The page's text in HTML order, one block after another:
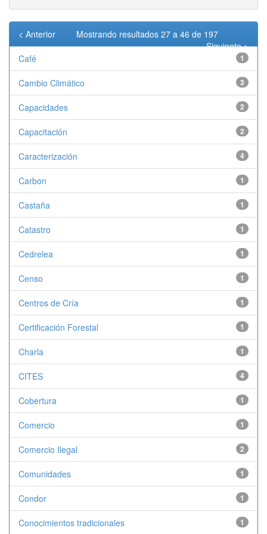
Mostrando resultados 27 a 46 de 197
< Anterior
Siguiente >
Café
1
Cambio Climático 3
Capacidades 2
Capacitación 2
Caracterización 4
Carbon 1
Castaña 1
Catastro 1
Cedrelea 1
Censo 1
Centros de Cría 1
Certificación Forestal 1
Charla 1
CITES 4
Cobertura 1
Comercio 1
Comercio Ilegal 2
Comunidades 1
Condor 1
Conocimientos tradicionales 1